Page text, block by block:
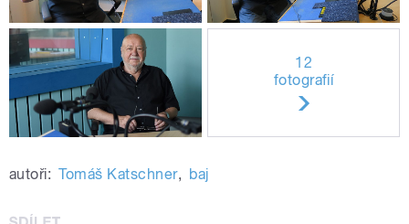
12
fotografií
autoři: Tomáš Katschner, baj